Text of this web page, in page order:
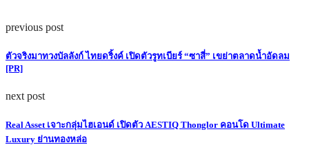
previous post
ตัวจริงมาทวงบัลลังก์ ไทยดริ้งค์ เปิดตัวรูทเบียร์ “ซาสี่” เขย่าตลาดน้ำอัดลม
[PR]
next post
Real Asset เจาะกลุ่มไฮเอนด์ เปิดตัว AESTIQ Thonglor คอนโด Ultimate
Luxury ย่านทองหล่อ